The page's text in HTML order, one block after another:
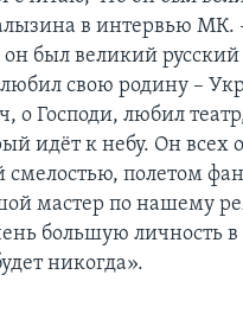
в интервью МК.
был великий
свою родину –
о Господи, любил
идёт к небу. Он всех
смелостью, полетом
мастер по нашему
большую личность в
никогда».